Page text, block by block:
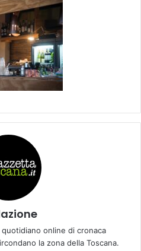
online di cronaca
la zona della Toscana.